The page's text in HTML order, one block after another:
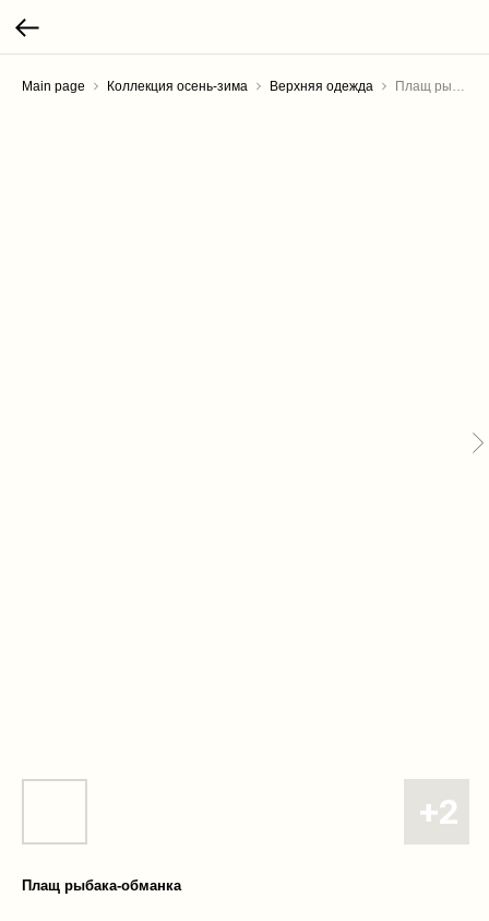
Main page Коллекция осень-зима Верхняя одежда
Плащ рыбака-обманка